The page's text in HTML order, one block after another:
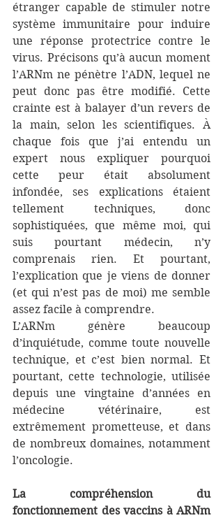
étranger capable de stimuler notre
système immunitaire pour induire
une réponse protectrice contre le
virus. Précisons qu’à aucun moment
l’ARNm ne pénètre l’ADN, lequel ne
peut donc pas être modifié. Cette
crainte est à balayer d’un revers de
la main, selon les scientifiques. À
chaque fois que j’ai entendu un
expert nous expliquer pourquoi
cette peur était absolument
infondée, ses explications étaient
tellement techniques, donc
sophistiquées, que même moi, qui
suis pourtant médecin, n’y
comprenais rien. Et pourtant,
l’explication que je viens de donner
(et qui n’est pas de moi) me semble
assez facile à comprendre.
L’ARNm génère beaucoup
d’inquiétude, comme toute nouvelle
technique, et c’est bien normal. Et
pourtant, cette technologie, utilisée
depuis une vingtaine d’années en
médecine vétérinaire, est
extrêmement prometteuse, et dans
de nombreux domaines, notamment
l’oncologie.
La compréhension du
fonctionnement des vaccins à ARNm